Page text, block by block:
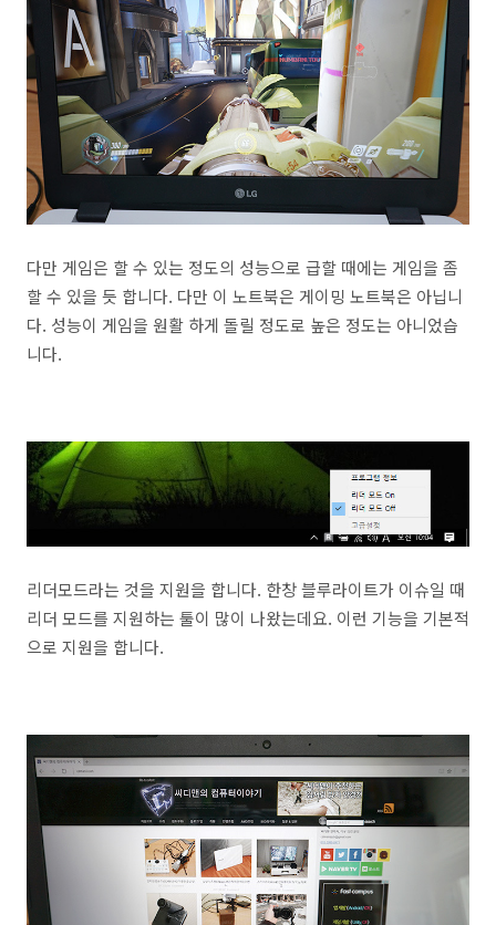
다만 게임은 할 수 있는 정도의 성능으로 급할 때에는 게임을 좀
할 수 있을 듯 합니다. 다만 이 노트북은 게이밍 노트북은 아닙니
다. 성능이 게임을 원활 하게 돌릴 정도로 높은 정도는 아니었습
니다.
리더모드라는 것을 지원을 합니다. 한창 블루라이트가 이슈일 때
리더 모드를 지원하는 툴이 많이 나왔는데요. 이런 기능을 기본적
으로 지원을 합니다.